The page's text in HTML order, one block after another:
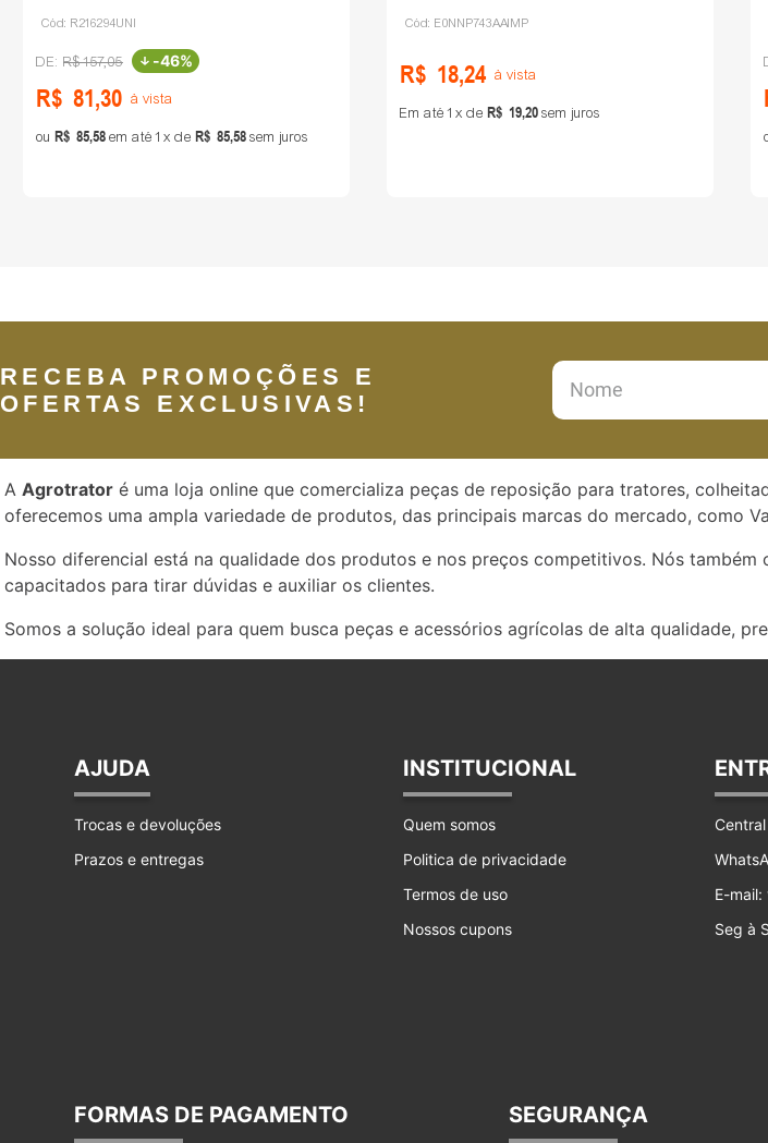
Cód: R216294UNI
R$157,05 -46%
R$ 81,30 à vista
ou R$ 85,58em até1 de R$ 85,58sem juros
Cód: E0NNP743AAIMP
R$ 18,24 à vista
Em até1 de R$ 19,20sem juros
RECEBA PROMOÇÕES E
OFERTAS EXCLUSIVAS!
A Agrotrator é uma loja online que comercializa peças de reposição para tratores,
oferecemos uma ampla variedade de produtos, das principais marcas do mercado, como
Nosso diferencial está na qualidade dos produtos e nos preços competitivos. Nós
capacitados para tirar dúvidas e auxiliar os clientes.
Somos a solução ideal para quem busca peças e acessórios agrícolas de alta qualidade,
AJUDA
Trocas e devoluções
Prazos e entregas
INSTITUCIONAL
Quem somos
Politica de privacidade
Termos de uso
Nossos cupons
E-
Seg à
FORMAS DE PAGAMENTO SEGURANÇA